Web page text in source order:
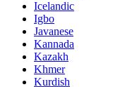
Icelandic
Igbo
Javanese
Kannada
Kazakh
Khmer
Kurdish